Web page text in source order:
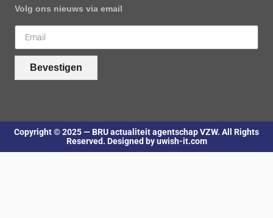
Volg ons nieuws via email
Bevestigen
Copyright © 2025 — BRU actualiteit agentschap VZW. All Rights
Reserved. Designed by uwish-it.com